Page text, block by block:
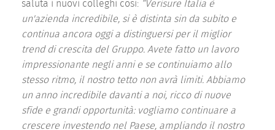
saluta i nuovi colleghi cosi: “Verisure Italia è
un'azienda incredibile, si è distinta sin da subito e
continua ancora oggi a distinguersi per il miglior
trend di crescita del Gruppo. Avete fatto un lavoro
impressionante negli anni e se continuiamo allo
stesso ritmo, il nostro tetto non avrà limiti. Abbiamo
un anno incredibile davanti a noi, ricco di nuove
sfide e grandi opportunità: vogliamo continuare a
crescere investendo nel Paese, ampliando il nostro